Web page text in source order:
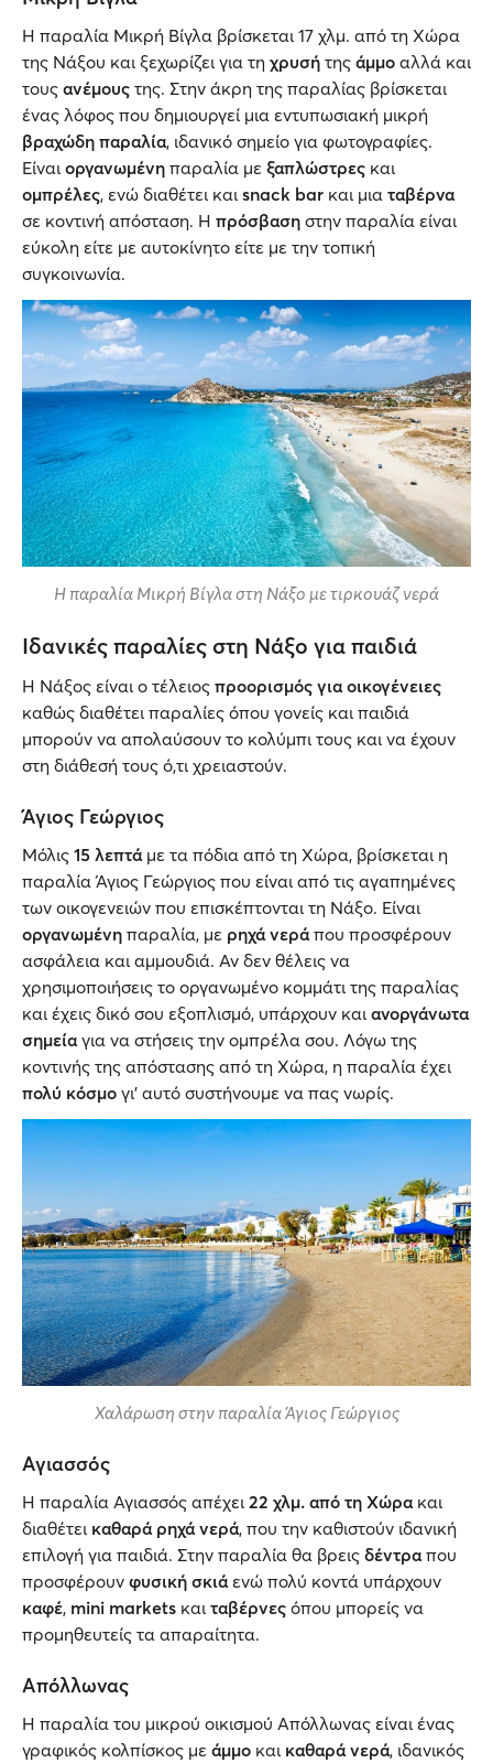
Η παραλία Μικρή Βίγλα βρίσκεται 17 χλμ. από τη Χώρα
της Νάξου και ξεχωρίζει για τη χρυσή της άμμο αλλά και
τους ανέμους της. Στην άκρη της παραλίας βρίσκεται
ένας λόφος που δημιουργεί μια εντυπωσιακή μικρή
βραχώδη παραλία, ιδανικό σημείο για φωτογραφίες.
Είναι οργανωμένη παραλία με ξαπλώστρες και
ομπρέλες, ενώ διαθέτει και snack bar και μια ταβέρνα
σε κοντινή απόσταση. Η πρόσβαση στην παραλία είναι
εύκολη είτε με αυτοκίνητο είτε με την τοπική
συγκοινωνία.
Η παραλία Μικρή Βίγλα στη Νάξο με τιρκουάζ νερά
Ιδανικές παραλίες στη Νάξο για παιδιά
Η Νάξος είναι ο τέλειος προορισμός για οικογένειες
καθώς διαθέτει παραλίες όπου γονείς και παιδιά
μπορούν να απολαύσουν το κολύμπι τους και να έχουν
στη διάθεσή τους ό,τι χρειαστούν.
Άγιος Γεώργιος
Μόλις 15 λεπτάμε τα πόδια από τη Χώρα, βρίσκεται η
παραλία Άγιος Γεώργιος που είναι από τις αγαπημένες
των οικογενειών που επισκέπτονται τη Νάξο. Είναι
οργανωμένη παραλία, με ρηχά νεράπου προσφέρουν
ασφάλεια και αμμουδιά. Αν δεν θέλεις να
χρησιμοποιήσεις το οργανωμένο κομμάτι της παραλίας
και έχεις δικό σου εξοπλισμό, υπάρχουν και ανοργάνωτα
σημείαγια να στήσεις την ομπρέλα σου. Λόγω της
κοντινής της απόστασης από τη Χώρα, η παραλία έχει
πολύ κόσμο γι’ αυτό συστήνουμε να πας νωρίς.
Χαλάρωση στην παραλία Άγιος Γεώργιος
Αγιασσός
Η παραλία Αγιασσός απέχει 22 χλμ. από τη Χώρακαι
διαθέτει καθαρά ρηχά νερά, που την καθιστούν ιδανική
επιλογή για παιδιά. Στην παραλία θα βρεις δέντραπου
προσφέρουν φυσική σκιάενώ πολύ κοντά υπάρχουν
καφέ, mini markets και ταβέρνες όπου μπορείς να
προμηθευτείς τα απαραίτητα.
Απόλλωνας
Η παραλία του μικρού οικισμού Απόλλωνας είναι ένας
γραφικός κολπίσκος με άμμο και καθαρά νερά, ιδανικός